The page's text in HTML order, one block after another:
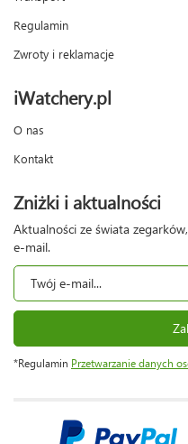
Regulamin
Zwroty i reklamacje
iWatchery.pl
O nas
Kontakt
Zniżki i aktualności
Aktualności ze świata
e-mail.
*Regulamin Przetwarzanie danych